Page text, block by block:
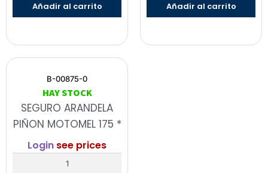
Añadir al carrito Añadir al carrito
B-00875-0
HAY STOCK
SEGURO ARANDELA
PIÑON MOTOMEL 175 *
Login see prices